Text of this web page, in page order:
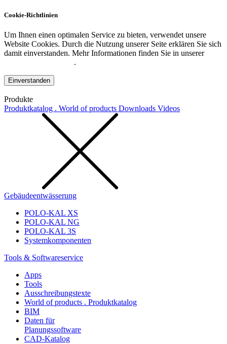
Cookie-Richtlinien
Um Ihnen einen optimalen Service zu bieten, verwendet unsere
Website Cookies. Durch die Nutzung unserer Seite erklären Sie sich
damit einverstanden. Mehr Informationen finden Sie in unserer
.
Einverstanden
Produkte
Produktkatalog . World of products Downloads Videos
Gebäudeentwässerung
POLO-KAL XS
POLO-KAL NG
POLO-KAL 3S
Systemkomponenten
Tools & Softwareservice
Apps
Tools
Ausschreibungstexte
World of products . Produktkatalog
BIM
Daten für
Planungssoftware
CAD-Katalog